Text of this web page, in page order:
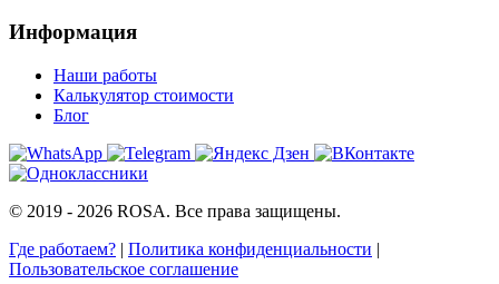
Информация
Наши работы
Калькулятор стоимости
Блог
© 2019 - 2026 ROSA. Все права защищены.
Где работаем? | Политика конфиденциальности |
Пользовательское соглашение